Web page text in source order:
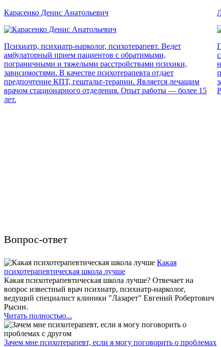
Карасенко Денис Анатольевич
Психиатр, психиатр-нарколог, психотерапевт. Ведет
амбулаторный прием пациентов с обратимыми,
пограничными и тяжелыми расстройствами психики,
зависимостями. В качестве психотерапевта отдает
предпочтение КПТ, гештальт-терапии. Является лечащим
врачом стационарного отделения. Опыт работы — более 15
лет.
Вопрос-ответ
Какая
психотерапевтическая школа лучше
Какая психотерапевтическая школа лучше? Отвечает на
вопрос известный врач психиатр, психиатр-нарколог,
ведущий специалист клиники "Лазарет" Евгений Робертович
Рысин.
Читать полностью...
Зачем мне психотерапевт, если я могу поговорить о проблемах